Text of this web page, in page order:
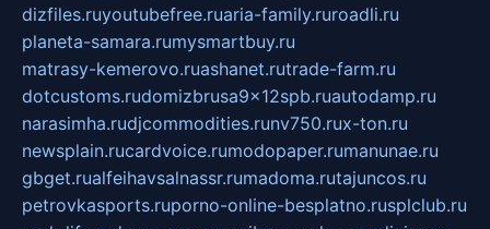
dizfiles.ruyoutubefree.ruaria-family.ruroadli.ru
planeta-samara.rumysmartbuy.ru
matrasy-kemerovo.ruashanet.rutrade-farm.ru
dotcustoms.rudomizbrusa9x12spb.ruautodamp.ru
narasimha.rudjcommodities.runv750.rux-ton.ru
newsplain.rucardvoice.rumodopaper.rumanunae.ru
gbget.rualfeihavsalnassr.rumadoma.rutajuncos.ru
petrovkasports.ruporno-online-besplatno.rusplclub.ru